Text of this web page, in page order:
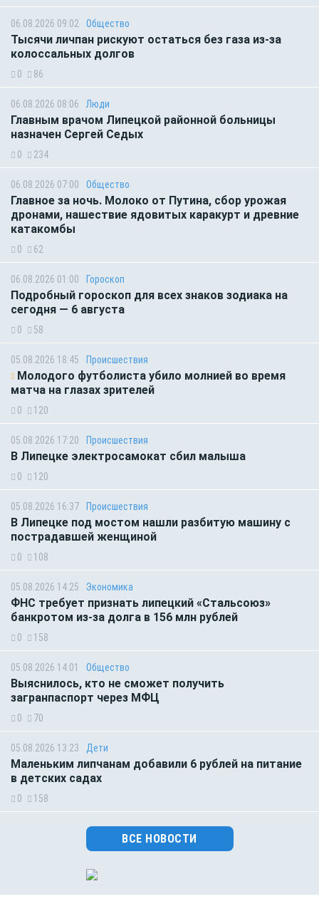
06.08.2026 09:02 Общество
Тысячи личпан рискуют остаться без газа из-за
колоссальных долгов
0 86
06.08.2026 08:06 Люди
Главным врачом Липецкой районной больницы
назначен Сергей Седых
0 234
06.08.2026 07:00 Общество
Главное за ночь. Молоко от Путина, сбор урожая
дронами, нашествие ядовитых каракурт и древние
катакомбы
0 62
06.08.2026 01:00 Гороскоп
Подробный гороскоп для всех знаков зодиака на
сегодня — 6 августа
0 58
05.08.2026 18:45 Происшествия
Молодого футболиста убило молнией во время
матча на глазах зрителей
0 120
05.08.2026 17:20 Происшествия
В Липецке электросамокат сбил малыша
0 120
05.08.2026 16:37 Происшествия
В Липецке под мостом нашли разбитую машину с
пострадавшей женщиной
0 108
05.08.2026 14:25 Экономика
ФНС требует признать липецкий «Стальсоюз»
банкротом из-за долга в 156 млн рублей
0 158
05.08.2026 14:01 Общество
Выяснилось, кто не сможет получить
загранпаспорт через МФЦ
0 70
05.08.2026 13:23 Дети
Маленьким липчанам добавили 6 рублей на питание
в детских садах
0 158
ВСЕ НОВОСТИ